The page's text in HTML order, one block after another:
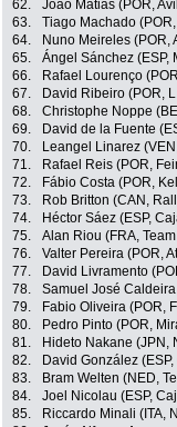
62.
Joao Matias (POR,
63.
Tiago Machado
64.
Nuno Meireles (POR,
65.
Ángel Sánchez (ESP,
66.
Rafael Lourenço
67.
David Ribeiro (POR,
68.
Christophe Noppe
69.
David de la Fuente
70.
Leangel Linarez
71.
Rafael Reis (POR,
72.
Fábio Costa (POR,
73.
Rob Britton (CAN,
74.
Héctor Sáez (ESP,
75.
Alan Riou (FRA,
76.
Valter Pereira (POR,
77.
David Livramento
78.
Samuel José
79.
Fabio Oliveira (POR,
80.
Pedro Pinto (POR,
81.
Hideto Nakane (JPN,
82.
David González
83.
Bram Welten (NED,
84.
Joel Nicolau (ESP,
85.
Riccardo Minali (ITA,